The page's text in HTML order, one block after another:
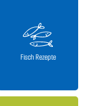
Fisch Rezepte